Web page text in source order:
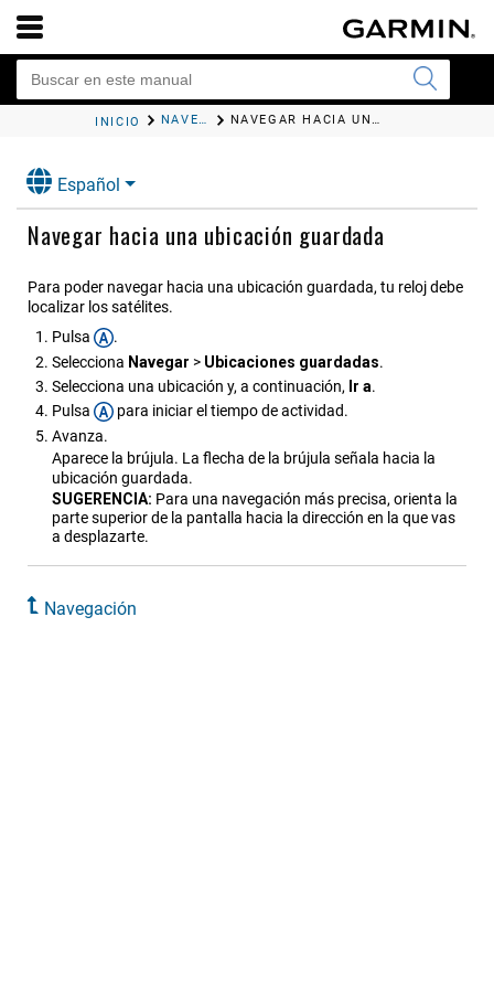
INICIO NAVEGACIÓN NAVEGAR HACIA UNA UBICACIÓN GUARDADA
Español
Navegar hacia una ubicación guardada
Para poder navegar hacia una ubicación guardada, tu reloj debe
localizar los satélites.
Pulsa
.
Selecciona Navegar > Ubicaciones guardadas.
Selecciona una ubicación y, a continuación, Ir a.
Pulsa
para iniciar el tiempo de actividad.
Avanza.
Aparece la brújula. La flecha de la brújula señala hacia la
ubicación guardada.
SUGERENCIA: Para una navegación más precisa, orienta la
parte superior de la pantalla hacia la dirección en la que vas
a desplazarte.
Navegación